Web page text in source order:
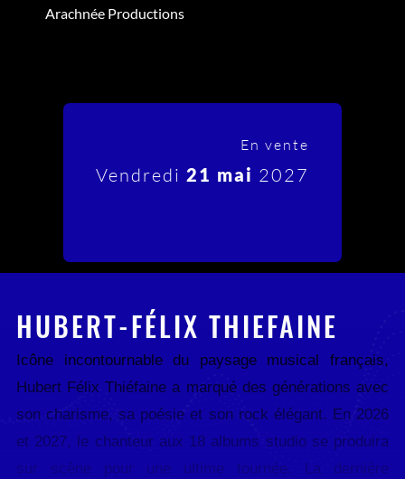
Arachnée Productions
En vente
Vendredi 21 mai 2027
HUBERT-FÉLIX THIEFAINE
Icône incontournable du paysage musical français,
Hubert Félix Thiéfaine a marqué des générations avec
son charisme, sa poésie et son rock élégant. En 2026
et 2027, le chanteur aux 18 albums studio se produira
sur scène pour une ultime tournée. La dernière